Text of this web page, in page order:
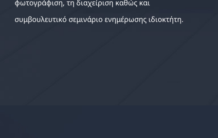
φωτογράφιση, τη διαχείριση καθώς και
συμβουλευτικό σεμινάριο ενημέρωσης ιδιοκτήτη.